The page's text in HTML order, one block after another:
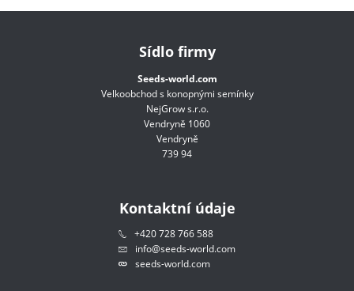
Sídlo firmy
Seeds-world.com
Velkoobchod s konopnými semínky
NejGrow s.r.o.
Vendryně 1060
Vendryně
739 94
Kontaktní údaje
+420 728 766 588
info@seeds-world.com
seeds-world.com